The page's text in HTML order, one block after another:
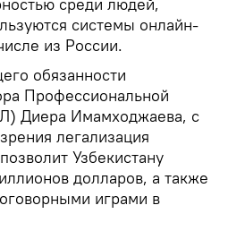
среди людей,
системы онлайн-
из России.
обязанности
Профессиональной
Диера Имамходжаева, с
легализация
Узбекистану
долларов, а также
играми в